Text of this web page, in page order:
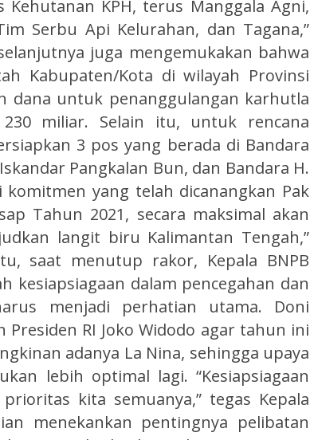
KPH, terus Manggala Agni,
Serbu Api Kelurahan, dan Tagana,”
juga mengemukakan bahwa
Kabupaten/Kota di wilayah Provinsi
dana untuk penanggulangan karhutla
miliar. Selain itu, untuk rencana
3 pos yang berada di Bandara
Pangkalan Bun, dan Bandara H.
komitmen yang telah dicanangkan Pak
Tahun 2021, secara maksimal akan
langit biru Kalimantan Tengah,”
saat menutup rakor, Kepala BNPB
kesiapsiagaan dalam pencegahan dan
menjadi perhatian utama. Doni
RI Joko Widodo agar tahun ini
adanya La Nina, sehingga upaya
lebih optimal lagi. “Kesiapsiagaan
kita semuanya,” tegas Kepala
menekankan pentingnya pelibatan